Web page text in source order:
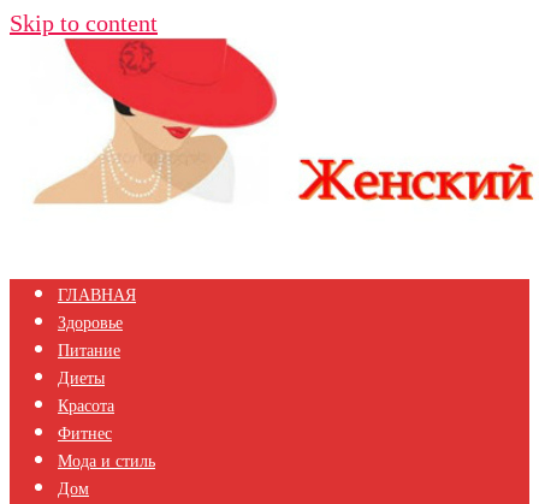
Skip to content
ГЛАВНАЯ
Здоровье
Питание
Диеты
Красота
Фитнес
Мода и стиль
Дом